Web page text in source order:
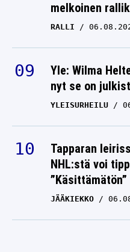
melkoinen
RALLI
Yle: Wilma
nyt se on
YLEISURHEILU
Tapparan
NHL:stä voi
”Käsittämätön”
JÄÄKIEKKO